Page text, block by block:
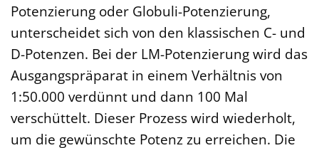
Potenzierung oder Globuli-Potenzierung,
unterscheidet sich von den klassischen C- und
D-Potenzen. Bei der LM-Potenzierung wird das
Ausgangspräparat in einem Verhältnis von
1:50.000 verdünnt und dann 100 Mal
verschüttelt. Dieser Prozess wird wiederholt,
um die gewünschte Potenz zu erreichen. Die